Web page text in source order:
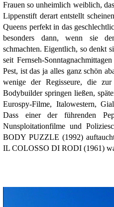
Frauen so unheimlich weiblich,
Lippenstift derart entstellt
Queens perfekt in das
besonders dann, wenn sie
schmachten. Eigentlich, so denkt
seit Fernseh-
Pest, ist das ja alles ganz schön
wenige der Regisseure, die
Bodybuilder springen ließen,
Eurospy-Filme, Italowestern,
Dass einer der führenden
Nunsploitationfilme und
BODY PUZZLE (1992)
IL COLOSSO DI RODI (1961)